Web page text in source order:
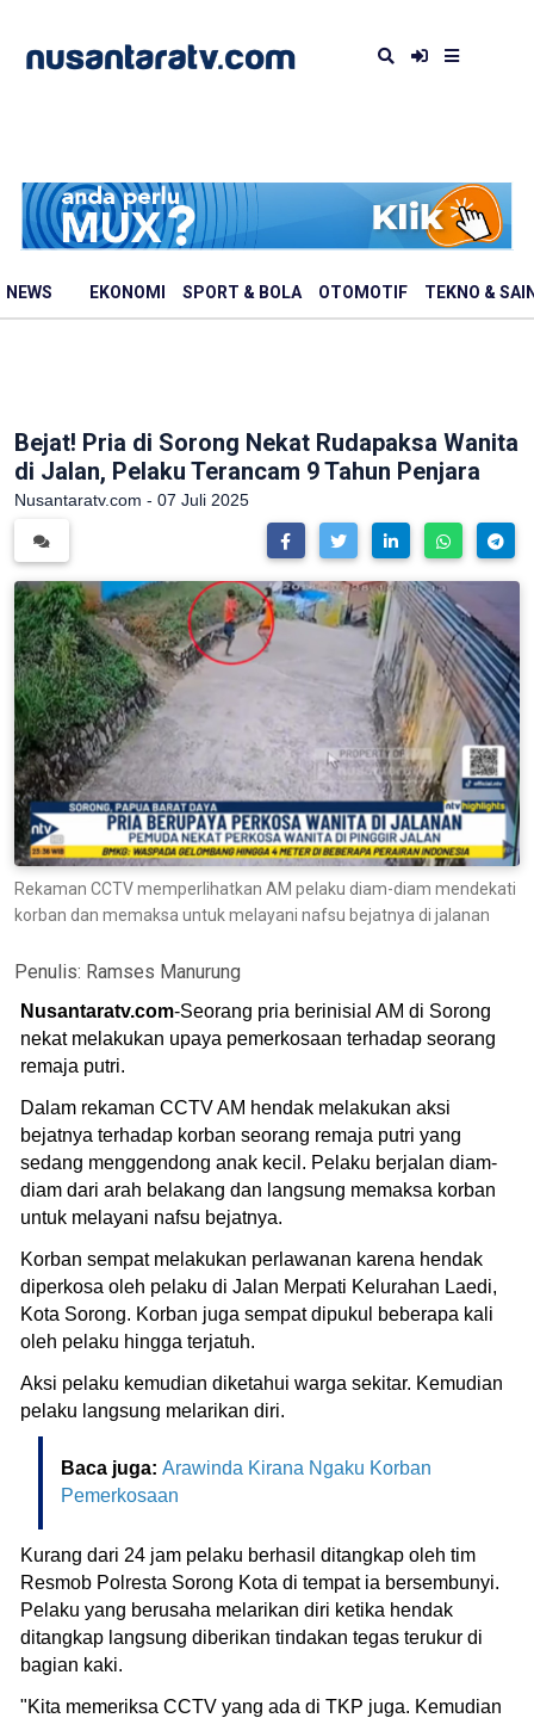
NEWS EKONOMI SPORT & BOLA OTOMOTIF TEKNO &
Bejat! Pria di Sorong Nekat Rudapaksa Wanita
di Jalan, Pelaku Terancam 9 Tahun Penjara
Nusantaratv.com - 07 Juli 2025
Rekaman CCTV memperlihatkan AM pelaku diam-diam mendekati
korban dan memaksa untuk melayani nafsu bejatnya di jalanan
Penulis: Ramses Manurung
Nusantaratv.com-Seorang pria berinisial AM di Sorong
nekat melakukan upaya pemerkosaan terhadap seorang
remaja putri.
Dalam rekaman CCTV AM hendak melakukan aksi
bejatnya terhadap korban seorang remaja putri yang
sedang menggendong anak kecil. Pelaku berjalan diam-
diam dari arah belakang dan langsung memaksa korban
untuk melayani nafsu bejatnya.
Korban sempat melakukan perlawanan karena hendak
diperkosa oleh pelaku di Jalan Merpati Kelurahan Laedi,
Kota Sorong. Korban juga sempat dipukul beberapa kali
oleh pelaku hingga terjatuh.
Aksi pelaku kemudian diketahui warga sekitar. Kemudian
pelaku langsung melarikan diri.
Baca juga: Arawinda Kirana Ngaku Korban
Pemerkosaan
Kurang dari 24 jam pelaku berhasil ditangkap oleh tim
Resmob Polresta Sorong Kota di tempat ia bersembunyi.
Pelaku yang berusaha melarikan diri ketika hendak
ditangkap langsung diberikan tindakan tegas terukur di
bagian kaki.
"Kita memeriksa CCTV yang ada di TKP juga. Kemudian